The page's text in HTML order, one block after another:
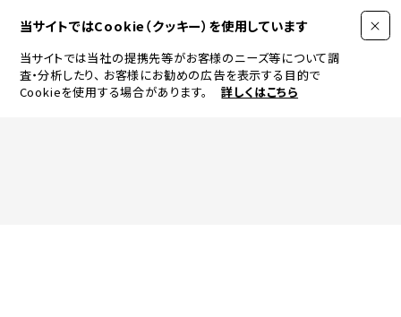
当サイトではCookie（クッキー）を使用しています
当サイトでは当社の提携先等がお客様のニーズ等について調
査・分析したり、 お客様にお勧めの広告を表示する目的で
Cookieを使用する場合があります。
詳しくはこちら